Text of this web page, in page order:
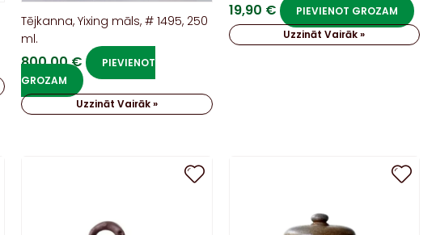
Tējkanna, Yixing māls, # 1495, 250
ml.
800,00€
PIEVIENOT
GROZAM
Uzzināt Vairāk »
19,90 €
PIEVIENOT GROZAM
Uzzināt Vairāk »